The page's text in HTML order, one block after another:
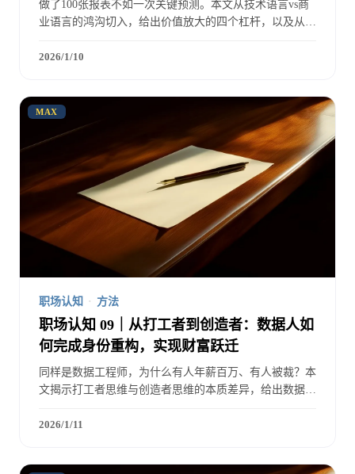
做了100张报表不如一次关键预测。本文从技术语言vs商
业语言的鸿沟切入，给出价值放大的四个杠杆，以及从
价值报告模板。
2026/1/10
MAX
职场认知 · 方法
职场认知 09｜从打工者到创造者：数据人如
何完成身份重构，实现财富跃迁
同样是数据工程师，为什么有人年薪百万、有人被裁？本
文揭示打工者思维与创造者思维的本质差异，给出数据人
2026/1/11